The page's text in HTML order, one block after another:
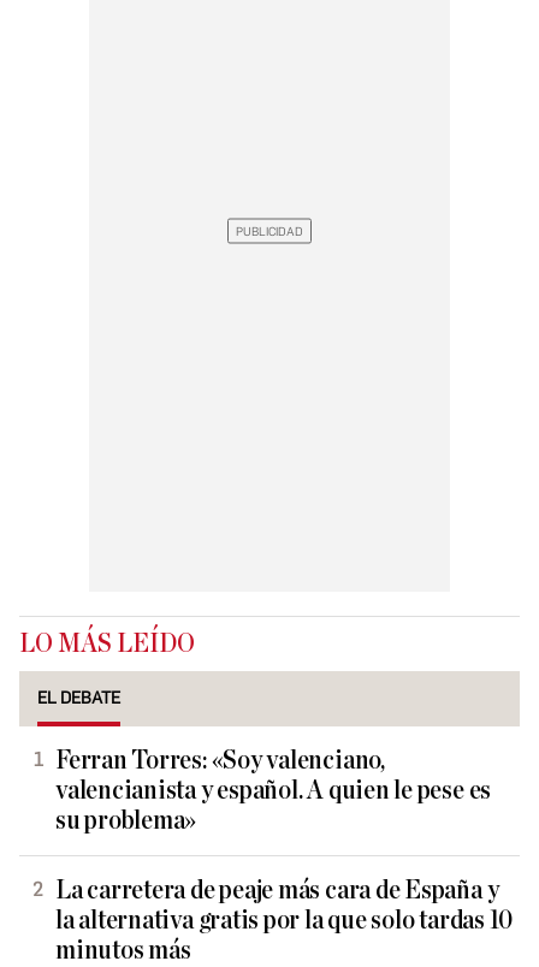
LO MÁS LEÍDO
EL DEBATE
Ferran Torres: «Soy valenciano,
valencianista y español. A quien le pese es
su problema»
La carretera de peaje más cara de España y
la alternativa gratis por la que solo tardas 10
minutos más